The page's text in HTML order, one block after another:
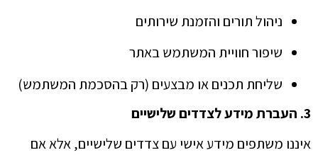
ניהול תורים והזמנת שירותים
שיפור חוויית המשתמש באתר
שליחת תכנים או מבצעים (רק בהסכמת המשתמש)
3. העברת מידע לצדדים שלישיים
איננו משתפים מידע אישי עם צדדים שלישיים, אלא אם